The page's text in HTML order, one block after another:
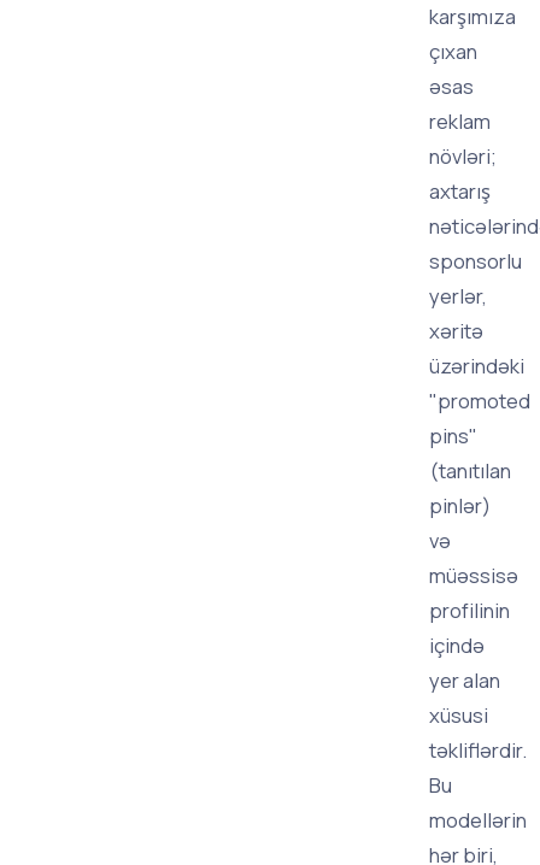
karşımıza
çıxan
əsas
reklam
növləri;
axtarış
sponsorlu
yerlər,
xəritə
üzərindəki
"promoted
pins"
(tanıtılan
pinlər)
və
müəssisə
profilinin
içində
yer alan
xüsusi
təkliflərdir.
Bu
modellərin
hər biri,